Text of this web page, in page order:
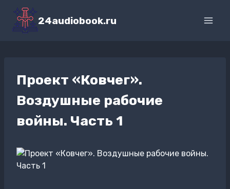
Перейти
содержимому
24audiobook.ru
Проект «Ковчег».
Воздушные рабочие
войны. Часть 1